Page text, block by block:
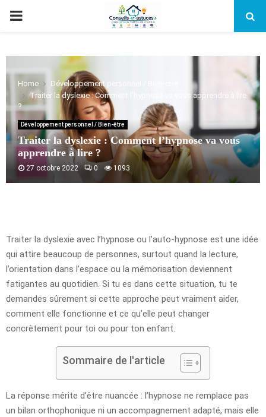
PRIMARY
Home
Développement personnel / Bien-être
Traiter la dyslexie : Comment l’hypnose va vous apprendre à lire
?
Développement personnel / Bien-être
Traiter la dyslexie : Comment l’hypnose va vous
apprendre à lire ?
27 octobre 2022 0 1093
Traiter la dyslexie avec l’hypnose ou l’auto-hypnose est une idée
qui attire beaucoup de personnes, surtout quand la lecture,
l’orientation dans l’espace ou la mémorisation deviennent
fatigantes au quotidien. Si tu es dans cette situation, tu te
demandes sûrement si cette approche peut vraiment aider,
comment elle fonctionne et ce qu’elle peut changer
concrètement pour toi ou pour ton enfant.
Sommaire de l'article
La réponse mérite d’être nuancée : l’hypnose ne remplace pas
un bilan orthophonique ni un accompagnement adapté, mais elle